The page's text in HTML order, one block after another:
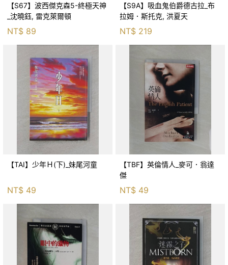
【S67】波西傑克森5-終極天神
_沈曉鈺, 雷克萊爾頓
NT$ 89
【S9A】吸血鬼伯爵德古拉_布
拉姆．斯托克, 洪夏天
NT$ 219
【TAI】少年Ｈ(下)_妹尾河童
NT$ 49
【TBF】英倫情人_麥可．翁達
傑
NT$ 49